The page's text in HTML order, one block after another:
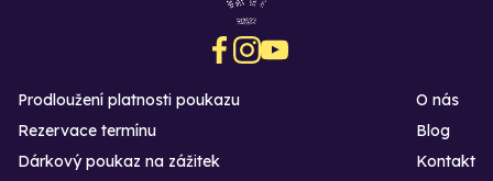
Prodloužení platnosti poukazu
Rezervace termínu
Dárkový poukaz na zážitek
O nás
Blog
Kontakt